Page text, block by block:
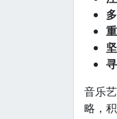
音乐
略，